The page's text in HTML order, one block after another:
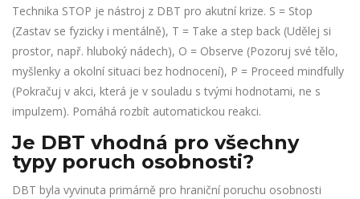
Technika STOP je nástroj z DBT pro akutní krize. S = Stop
(Zastav se fyzicky i mentálně), T = Take a step back (Udělej si
prostor, např. hluboký nádech), O = Observe (Pozoruj své tělo,
myšlenky a okolní situaci bez hodnocení), P = Proceed mindfully
(Pokračuj v akci, která je v souladu s tvými hodnotami, ne s
impulzem). Pomáhá rozbít automatickou reakci.
Je DBT vhodná pro všechny
typy poruch osobnosti?
DBT byla vyvinuta primárně pro hraniční poruchu osobnosti